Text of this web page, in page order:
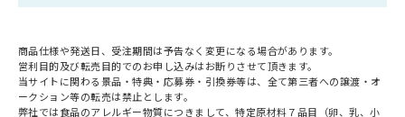
商品仕様や発送日、受注期間は予告なく変更になる場合があります。
営利目的及び転売目的でのお申し込みはお断りさせて頂きます。
当サイトに関わる景品・特典・応募券・引換券等は、全て第三者への譲渡・オ
ークション等の転売は禁止とします。
弊社では食品のアレルギー物質につきまして、特定原材料７品目（卵、乳、小